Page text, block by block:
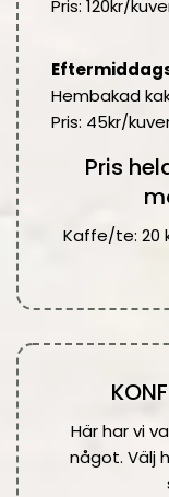
Pris: 120kr/
Hembakad
Pris: 45kr/
Pris
Kaffe/te: 20
Här har vi
något. Välj